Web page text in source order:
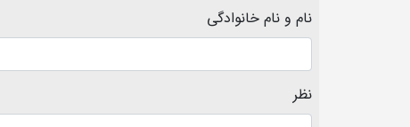
نام و نام خانوادگی
نظر